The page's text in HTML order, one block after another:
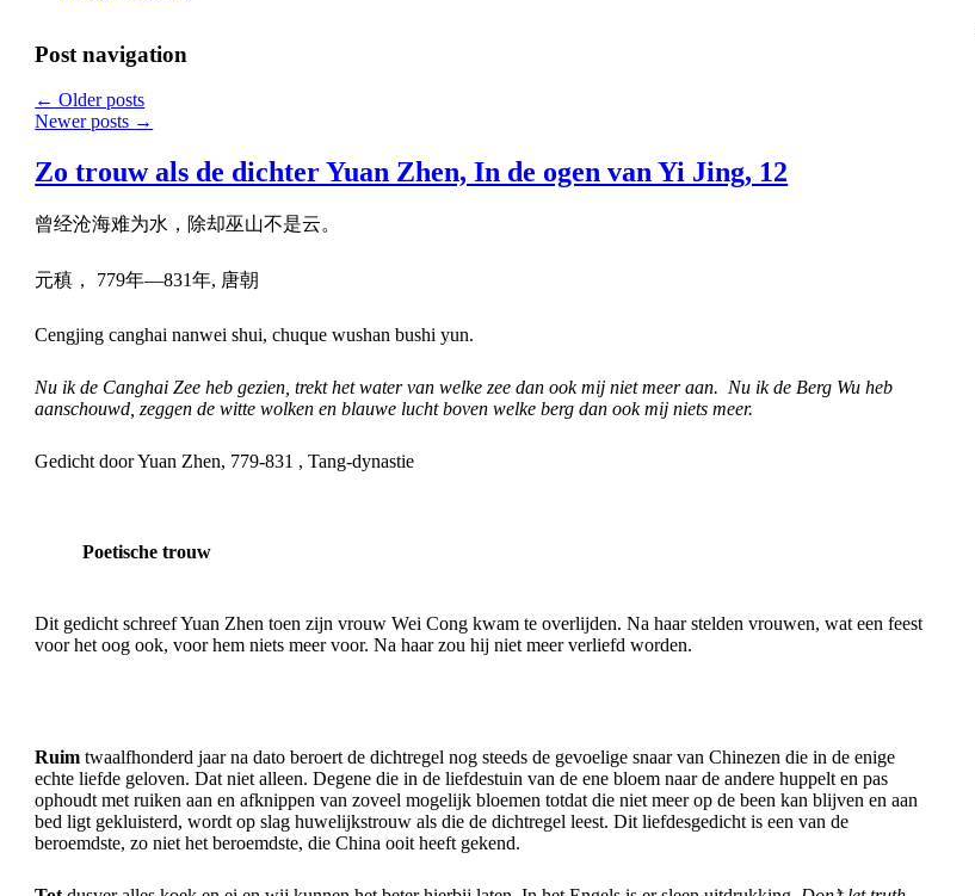
Post navigation
← Older posts
Newer posts →
Zo trouw als de dichter Yuan Zhen, In de ogen van Yi Jing, 12
曾经沧海难为水，除却巫山不是云。
元稹， 779年—831年, 唐朝
Cengjing canghai nanwei shui, chuque wushan bushi yun.
Nu ik de Canghai Zee heb gezien, trekt het water van welke zee dan ook mij niet meer aan. Nu ik de Berg Wu heb
aanschouwd, zeggen de witte wolken en blauwe lucht boven welke berg dan ook mij niets meer.
Gedicht door Yuan Zhen, 779-831 , Tang-dynastie
Poetische trouw
Dit gedicht schreef Yuan Zhen toen zijn vrouw Wei Cong kwam te overlijden. Na haar stelden vrouwen, wat een feest
voor het oog ook, voor hem niets meer voor. Na haar zou hij niet meer verliefd worden.
Ruim twaalfhonderd jaar na dato beroert de dichtregel nog steeds de gevoelige snaar van Chinezen die in de enige
echte liefde geloven. Dat niet alleen. Degene die in de liefdestuin van de ene bloem naar de andere huppelt en pas
ophoudt met ruiken aan en afknippen van zoveel mogelijk bloemen totdat die niet meer op de been kan blijven en aan
bed ligt gekluisterd, wordt op slag huwelijkstrouw als die de dichtregel leest. Dit liefdesgedicht is een van de
beroemdste, zo niet het beroemdste, die China ooit heeft gekend.